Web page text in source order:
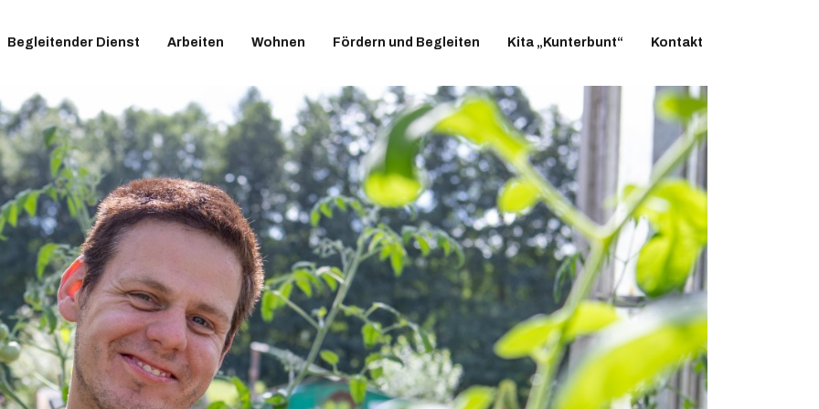
Begleitender Dienst Arbeiten Wohnen Fördern und Begleiten Kita „Kunterbunt“ Kontakt